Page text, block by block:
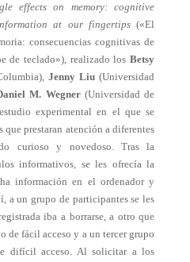
effects on memory: cognitive
at our fingertips(«El
consecuencias cognitivas de
de teclado»), realizado losBetsy
Jenny Liu (Universidad
M. Wegner (Universidad de
experimental en el que se
prestaran atención a diferentes
curioso y novedoso. Tras la
informativos, se les ofrecía la
información en el ordenador y
a un grupo de participantes se les
iba a borrarse, a otro que
de fácil acceso y a un tercer grupo
difícil acceso. Al solicitar a los